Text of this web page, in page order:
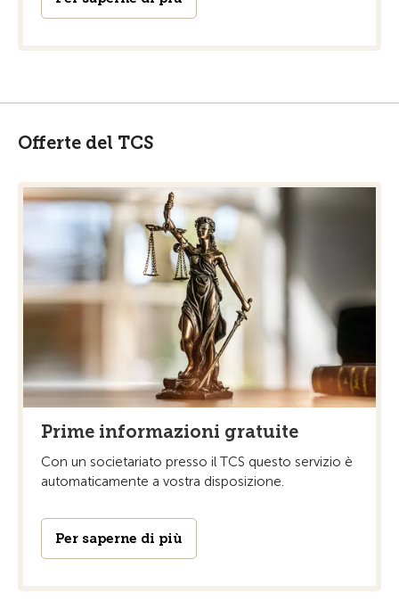
Offerte del TCS
Prime informazioni gratuite
Con un societariato presso il TCS questo servizio è
automaticamente a vostra disposizione.
Per saperne di più